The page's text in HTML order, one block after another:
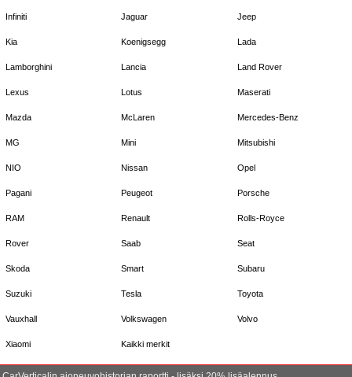
Infiniti Jaguar Jeep
Kia Koenigsegg Lada
Lamborghini Lancia Land Rover
Lexus Lotus Maserati
Mazda McLaren Mercedes-Benz
MG Mini Mitsubishi
NIO Nissan Opel
Pagani Peugeot Porsche
RAM Renault Rolls-Royce
Rover Saab Seat
Skoda Smart Subaru
Suzuki Tesla Toyota
Vauxhall Volkswagen Volvo
Xiaomi Kaikki merkit